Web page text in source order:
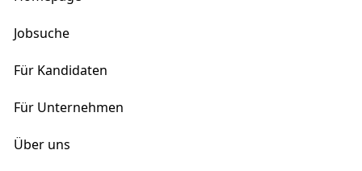
Jobsuche
Für Kandidaten
Für Unternehmen
Über uns